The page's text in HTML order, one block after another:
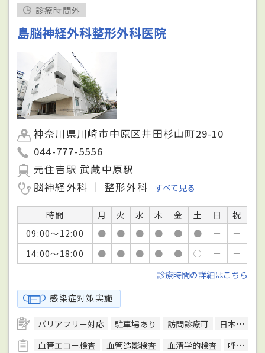
診療時間外
島脳神経外科整形外科医院
神奈川県川崎市中原区井田杉山町29-10
044-777-5556
元住吉駅 武蔵中原駅
脳神経外科
整形外科 すべて見る
時間 月 火 水 木 金 土 日
祝
09:00～12:00
● ● ● ● ● ● －
－
14:00～18:00
● ● ● ● ● ○ －
－
診療時間の詳細はこちら
感染症対策実施
バリアフリー対応 駐車場あり 訪問診療可
日本整形外科学会整形外科専門医
血管エコー検査
血管造影検査 血清学的検査 呼吸機能検査（スパイロメトリー）